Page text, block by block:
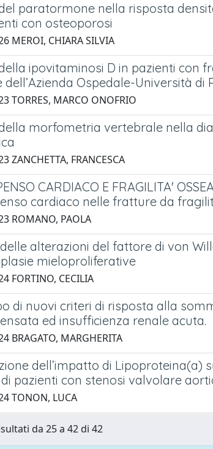
paratormone nella risposta
con osteoporosi
MEROI, CHIARA SILVIA
ipovitaminosi D in pazienti con
dell’Azienda Ospedale-Università di
TORRES, MARCO ONOFRIO
morfometria vertebrale nella
ZANCHETTA, FRANCESCA
CARDIACO E FRAGILITA'
cardiaco nelle fratture da
ROMANO, PAOLA
alterazioni del fattore di von
mieloproliferative
FORTINO, CECILIA
di nuovi criteri di risposta alla
ed insufficienza renale acuta.
BRAGATO, MARGHERITA
dell’impatto di Lipoproteina(a)
pazienti con stenosi valvolare
TONON, LUCA
da 25 a 42 di 42